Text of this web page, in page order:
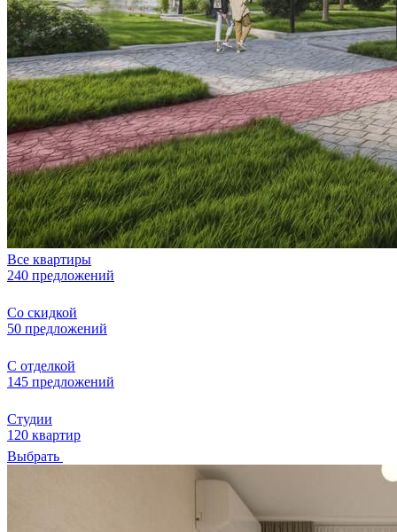
Все квартиры
240 предложений
Со скидкой
50 предложений
С отделкой
145 предложений
Студии
120 квартир
Выбрать